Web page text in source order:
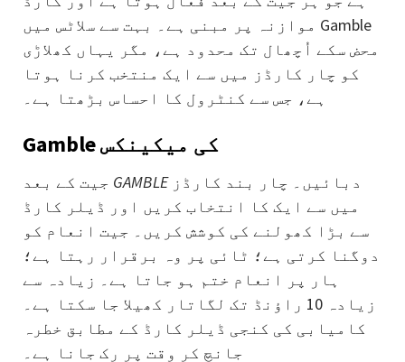
موازنہ پر مبنی ہے۔ بہت سے سلاٹس میں Gamble
محض سکے اُچھال تک محدود ہے، مگر یہاں کھلاڑی
کو چار کارڈز میں سے ایک منتخب کرنا ہوتا
ہے، جس سے کنٹرول کا احساس بڑھتا ہے۔
Gamble کی میکینکس
GAMBLEدبائیں۔ چار بند کارڈز
میں سے ایک کا انتخاب کریں اور ڈیلر کارڈ
سے بڑا کھولنے کی کوشش کریں۔ جیت انعام کو
دوگنا کرتی ہے؛ ٹائی پر وہ برقرار رہتا ہے؛
ہار پر انعام ختم ہو جاتا ہے۔ زیادہ سے
زیادہ 10 راؤنڈ تک لگاتار کھیلا جا سکتا ہے۔
کامیابی کی کنجی ڈیلر کارڈ کے مطابق خطرہ
جانچ کر وقت پر رک جانا ہے۔